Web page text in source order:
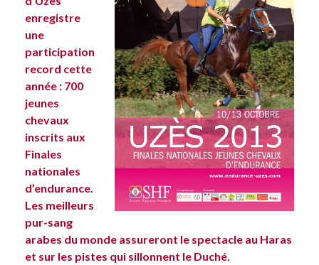
enregistre
une
participation
record cette
année : 700
jeunes
chevaux
inscrits aux
Finales
nationales
d’endurance.
Les meilleurs
pur-sang
arabes du monde assureront le spectacle au Haras
et sur les pistes qui sillonnent le Duché.